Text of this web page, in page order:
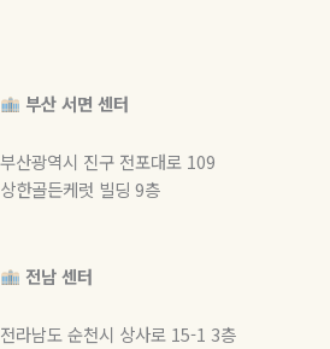
부산 서면 센터
부산광역시 진구 전포대로 109
상한골든케럿 빌딩 9층
전남 센터
전라남도 순천시 상사로 15-1 3층